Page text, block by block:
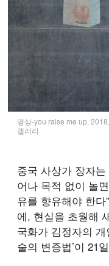
명상-you raise me up,
갤러리
중국 사상가 장자
어나 목적 없이 놀
유를 향유해야 한
에, 현실을 초월해
국화가 김정자의
술의 변증법’이 21